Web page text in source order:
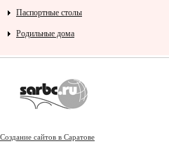
Паспортные столы
Родильные дома
Создание сайтов в Саратове